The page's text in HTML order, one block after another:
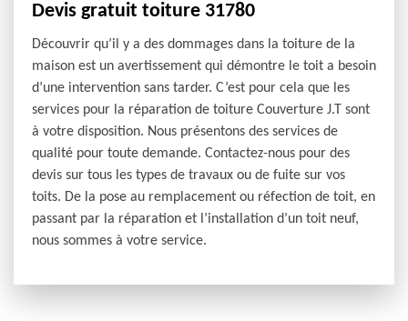
Devis gratuit toiture 31780
Découvrir qu’il y a des dommages dans la toiture de la
maison est un avertissement qui démontre le toit a besoin
d’une intervention sans tarder. C’est pour cela que les
services pour la réparation de toiture Couverture J.T sont
à votre disposition. Nous présentons des services de
qualité pour toute demande. Contactez-nous pour des
devis sur tous les types de travaux ou de fuite sur vos
toits. De la pose au remplacement ou réfection de toit, en
passant par la réparation et l’installation d’un toit neuf,
nous sommes à votre service.